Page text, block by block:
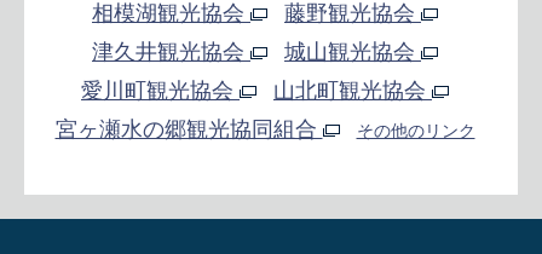
相模湖観光協会
藤野観光協会
津久井観光協会
城山観光協会
愛川町観光協会
山北町観光協会
宮ヶ瀬水の郷観光協同組合
その他のリンク